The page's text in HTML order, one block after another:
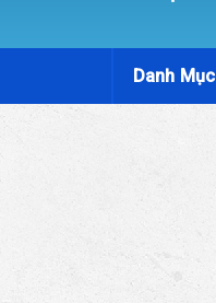
Danh